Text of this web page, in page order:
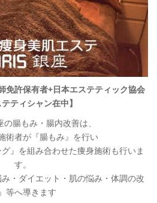
免許保有者+日本エステティック協会
ティシャン在中】
腸もみ・腸内改善は、
術者が『腸もみ』を行い
』を組み合わせた痩身施術も行いま
す。
み・ダイエット・肌の悩み・体調の改
等へ導きます